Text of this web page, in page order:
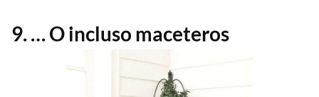
9. … O incluso maceteros